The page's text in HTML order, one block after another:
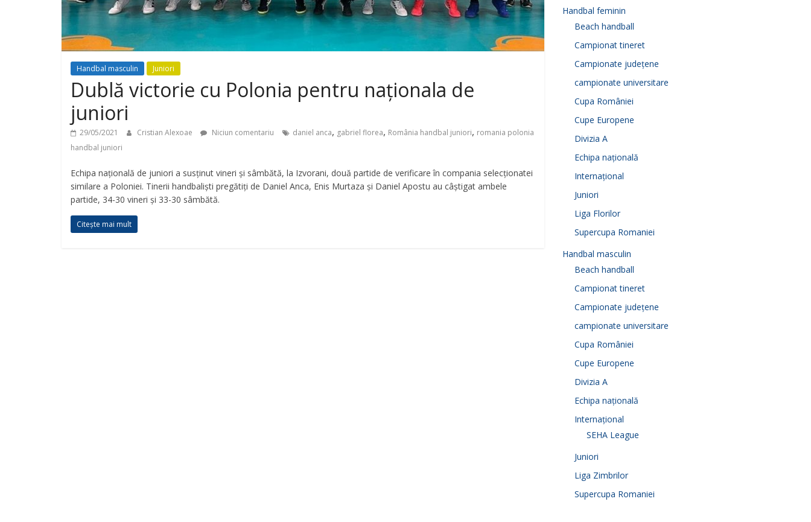
Handbal masculin Juniori
Dublă victorie cu Polonia pentru naționala de
juniori
29/05/2021 Cristian Alexoae Niciun comentariu daniel anca, gabriel florea, România handbal juniori, romania polonia
handbal juniori
Echipa națională de juniori a susținut vineri și sâmbătă, la Izvorani, două partide de verificare în compania selecționatei
similare a Poloniei. Tinerii handbaliști pregătiți de Daniel Anca, Enis Murtaza și Daniel Apostu au câștigat ambele
partide, 34-30 vineri și 33-30 sâmbătă.
Citește mai mult
Handbal feminin
Beach handball
Campionat tineret
Campionate județene
campionate universitare
Cupa României
Cupe Europene
Divizia A
Echipa națională
Internațional
Juniori
Liga Florilor
Supercupa Romaniei
Handbal masculin
Beach handball
Campionat tineret
Campionate județene
campionate universitare
Cupa României
Cupe Europene
Divizia A
Echipa națională
Internațional
SEHA League
Juniori
Liga Zimbrilor
Supercupa Romaniei